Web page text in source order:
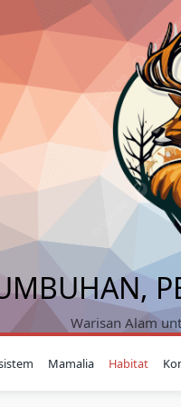
Warisan Alam
Mamalia Habitat